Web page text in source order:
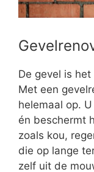
De gevel is
Met een
helemaal op.
én beschermt
zoals kou,
die op lange
zelf uit de